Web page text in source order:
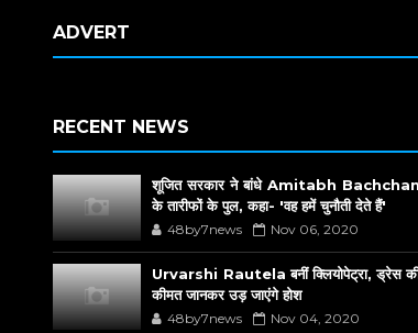
ADVERT
RECENT NEWS
शूजित सरकार ने बांधे Amitabh Bachchan
के तारीफों के पुल, कहा- 'वह हमें चुनौती देते हैं'
48by7news Nov 06, 2020
Urvarshi Rautela बनीं क्लियोपेट्रा, ड्रेस
कीमत जानकर उड़ जाएंगे होश
48by7news Nov 04, 2020